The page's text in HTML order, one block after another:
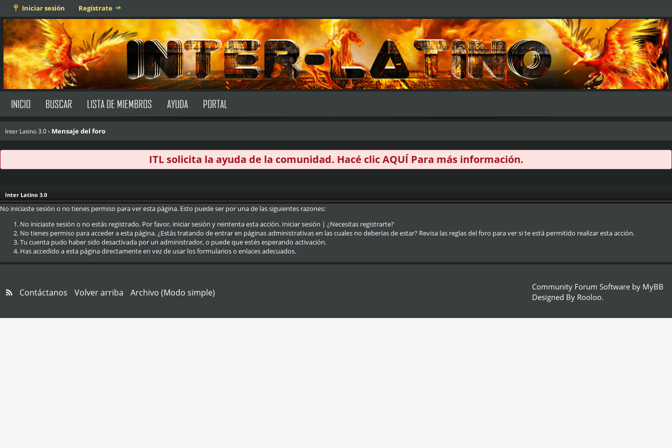
Iniciar sesión Regístrate
INICIO BUSCAR LISTA DE MIEMBROS AYUDA PORTAL
Inter Latino 3.0› Mensaje del foro
ITL solicita la ayuda de la comunidad. Hacé clicAQUÍ Para más información.
Inter Latino 3.0
No iniciaste sesión o no tienes permiso para ver esta página. Esto puede ser por una de las siguientes razones:
No iniciaste sesión o no estás registrado. Por favor, iniciar sesión y reintenta esta acción. Iniciar sesión | ¿Necesitas registrarte?
No tienes permiso para acceder a esta página. ¿Estás tratando de entrar en páginas administrativas en las cuales no deberías de estar? Revisa las reglas del foro para ver si te está permitido realizar esta acción.
Tu cuenta pudo haber sido desactivada por un administrador, o puede que estés esperando activación.
Has accedido a esta página directamente en vez de usar los formularios o enlaces adecuados.
Contáctanos Volver arriba Archivo (Modo simple)
Community Forum Software by MyBB
Designed By Rooloo.